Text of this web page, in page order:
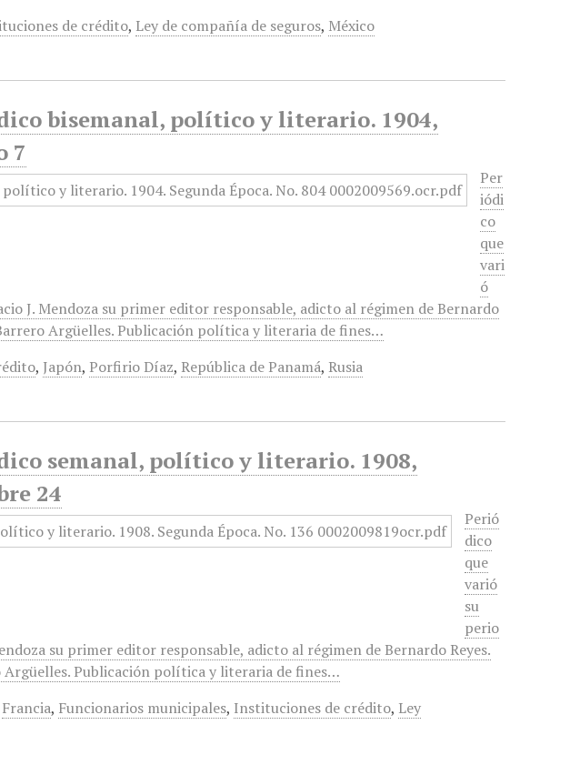
de crédito, Ley de compañía de seguros, México
bisemanal, político y literario. 1904,
7
Per
iódi
co
que
vari
ó
J. Mendoza su primer editor responsable, adicto al régimen de Bernardo
Argüelles. Publicación política y literaria de fines…
, Japón, Porfirio Díaz, República de Panamá, Rusia
semanal, político y literario. 1908,
24
Perió
dico
que
varió
su
perio
su primer editor responsable, adicto al régimen de Bernardo Reyes.
Publicación política y literaria de fines…
Francia, Funcionarios municipales, Instituciones de crédito, Ley